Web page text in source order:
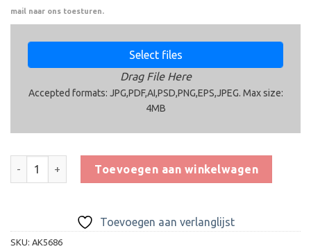
mail naar ons toesturen.
Select files
Drag File Here
Accepted formats: JPG,PDF,AI,PSD,PNG,EPS,JPEG. Max size:
4MB
Toevoegen aan winkelwagen
Toevoegen aan verlanglijst
SKU: AK5686